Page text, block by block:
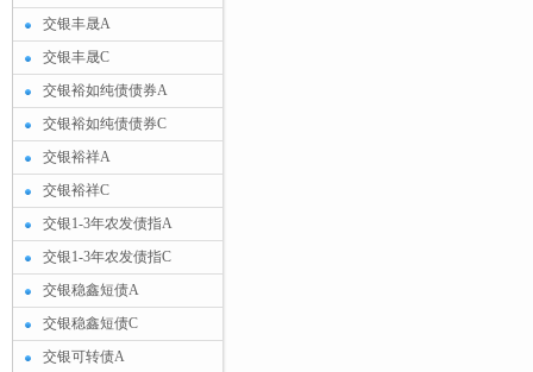
交银丰晟A
交银丰晟C
交银裕如纯债债券A
交银裕如纯债债券C
交银裕祥A
交银裕祥C
交银1-3年农发债指A
交银1-3年农发债指C
交银稳鑫短债A
交银稳鑫短债C
交银可转债A